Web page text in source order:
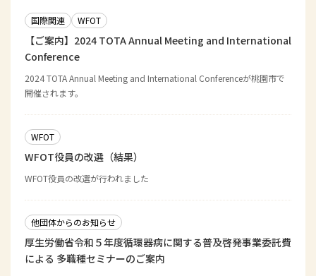
国際関連 WFOT
【ご案内】2024 TOTA Annual Meeting and International
Conference
2024 TOTA Annual Meeting and International Conferenceが桃園市で
開催されます。
WFOT
WFOT役員の改選（結果）
WFOT役員の改選が行われました
他団体からのお知らせ
厚生労働省令和５年度循環器病に関する普及啓発事業委託費
による 多職種セミナーのご案内